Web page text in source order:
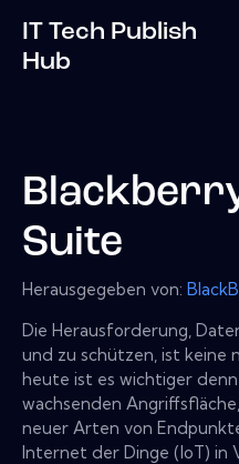
IT Tech Publish
Hub
Suite
Herausgegeben von:
Die Herausforderung,
und zu schützen, ist keine
heute ist es wichtiger
wachsenden
neuer Arten von
Internet der Dinge (IoT) in